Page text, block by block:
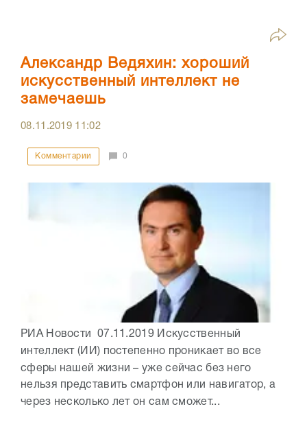
Александр Ведяхин: хороший
искусственный интеллект не
замечаешь
08.11.2019 11:02
Комментарии 0
РИА Новости 07.11.2019 Искусственный
интеллект (ИИ) постепенно проникает во все
сферы нашей жизни – уже сейчас без него
нельзя представить смартфон или навигатор, а
через несколько лет он сам сможет...